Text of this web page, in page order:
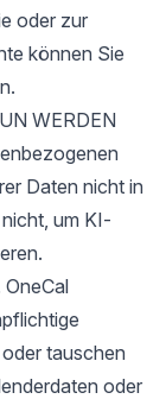
oder zur
können Sie
WERDEN
Daten nicht in
um KI-
tauschen
oder